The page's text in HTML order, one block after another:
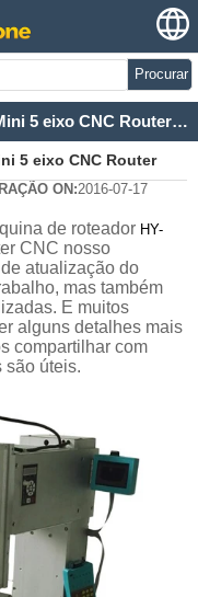
Procurar
FAQ sobre ChinaCNCzone HY-6040 Mini 5 eixo CNC Router máquina
5 eixo CNC Router
ON:2016-07-17
de roteador HY-
CNC nosso
atualização do
mas também
E muitos
alguns detalhes mais
compartilhar com
são úteis.